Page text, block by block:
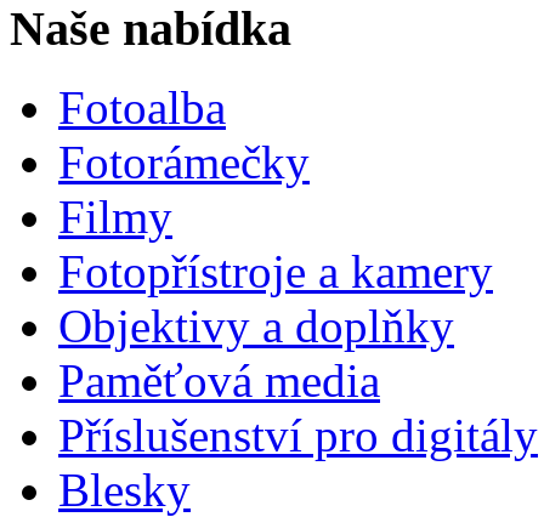
Naše nabídka
Fotoalba
Fotorámečky
Filmy
Fotopřístroje a kamery
Objektivy a doplňky
Paměťová media
Příslušenství pro digitály
Blesky